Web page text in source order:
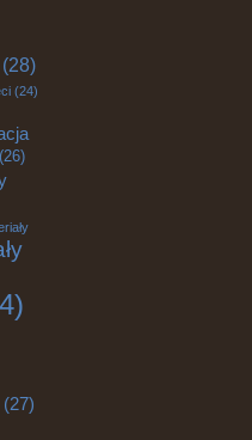
(28)
(24)
(26)
(27)